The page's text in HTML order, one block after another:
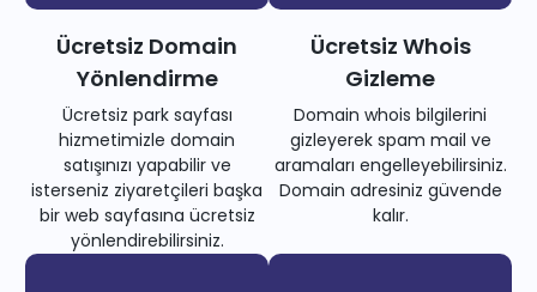
Ücretsiz Domain
Yönlendirme
Ücretsiz park sayfası
hizmetimizle domain
satışınızı yapabilir ve
isterseniz ziyaretçileri başka
bir web sayfasına ücretsiz
yönlendirebilirsiniz.
Ücretsiz Whois
Gizleme
Domain whois bilgilerini
gizleyerek spam mail ve
aramaları engelleyebilirsiniz.
Domain adresiniz güvende
kalır.